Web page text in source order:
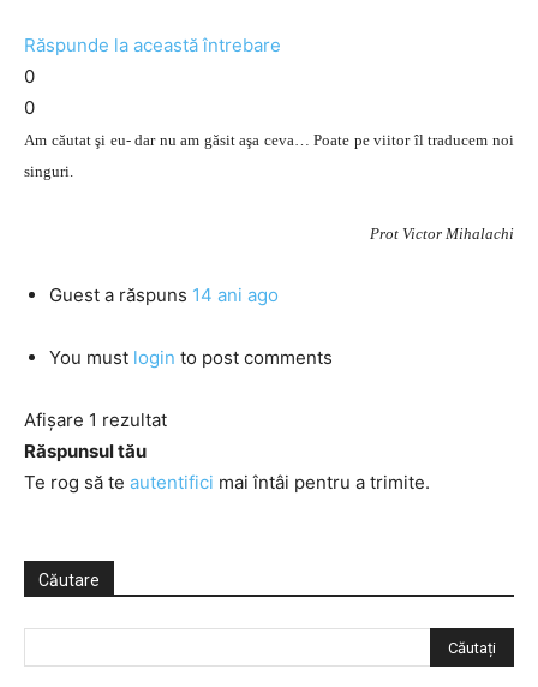
Răspunde la această întrebare
0
0
Am căutat şi eu- dar nu am găsit aşa ceva… Poate pe viitor îl traducem noi
singuri.
Prot Victor Mihalachi
Guest a răspuns 14 ani ago
You must login to post comments
Afișare 1 rezultat
Răspunsul tău
Te rog să te autentifici mai întâi pentru a trimite.
Căutare